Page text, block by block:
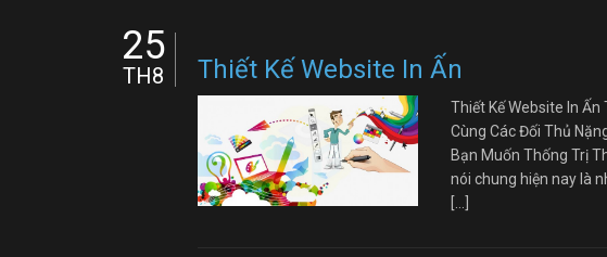
Thiết Kế Website In Ấn
25
TH8
Thiết Kế Website In Ấn
Cùng Các Đối Thủ
Bạn Muốn Thống Trị
nói chung hiện nay là